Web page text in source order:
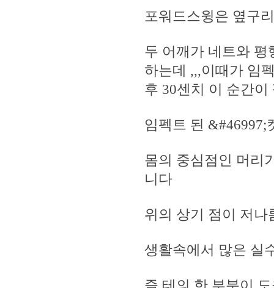
포워드스윙은 옆구
두 어깨가 네트와
하는데 ,,,이때가 임
후 30센치 이 순간
임펙트 된
몸의 중심점인 머리
니다
위의 상기 점이 저
생활속에서 많은 실